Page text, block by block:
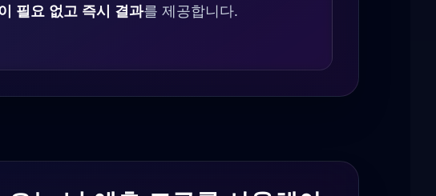
필요 없고 즉시 결과를 제공합니다.